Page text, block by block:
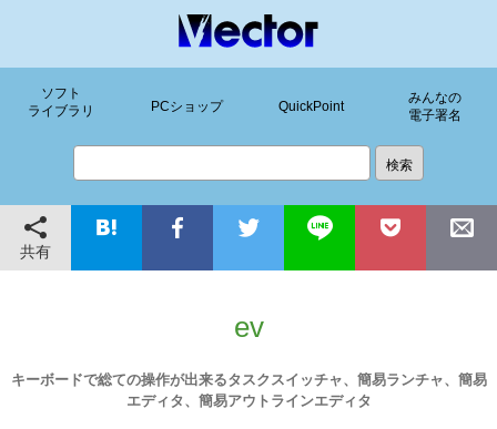
ソフト
ライブラリ
PCショップ QuickPoint
みんなの
電子署名
共有
ev
キーボードで総ての操作が出来るタスクスイッチャ、簡易ランチャ、簡易
エディタ、簡易アウトラインエディタ